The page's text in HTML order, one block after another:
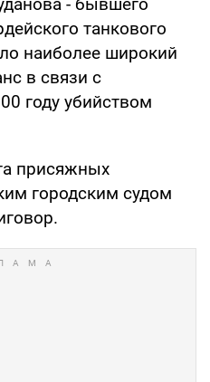
танкового
наиболее широкий
в связи с
году убийством
присяжных
городским судом